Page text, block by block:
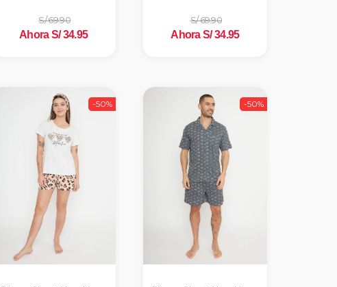
S/ 69.90
Ahora S/ 34.95
S/ 69.90
Ahora S/ 34.95
-50% -50%